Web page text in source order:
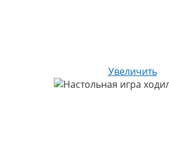
Увеличить